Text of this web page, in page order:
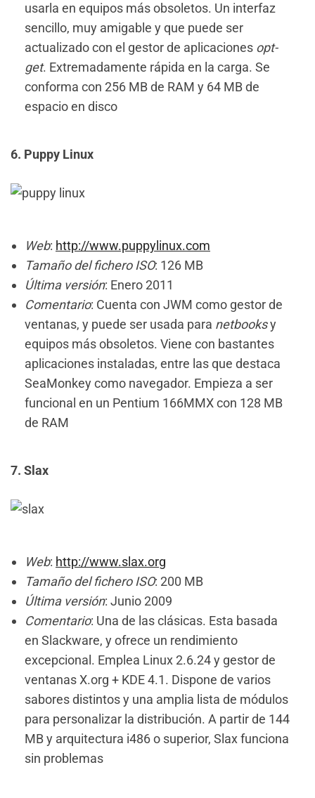
usarla en equipos más obsoletos. Un interfaz
sencillo, muy amigable y que puede ser
actualizado con el gestor de aplicaciones opt-
get. Extremadamente rápida en la carga. Se
conforma con 256 MB de RAM y 64 MB de
espacio en disco
6. Puppy Linux
Web: http://www.puppylinux.com
Tamaño del fichero ISO: 126 MB
Última versión: Enero 2011
Comentario: Cuenta con JWM como gestor de
ventanas, y puede ser usada para netbooksy
equipos más obsoletos. Viene con bastantes
aplicaciones instaladas, entre las que destaca
SeaMonkey como navegador. Empieza a ser
funcional en un Pentium 166MMX con 128 MB
de RAM
7. Slax
Web: http://www.slax.org
Tamaño del fichero ISO: 200 MB
Última versión: Junio 2009
Comentario: Una de las clásicas. Esta basada
en Slackware, y ofrece un rendimiento
excepcional. Emplea Linux 2.6.24 y gestor de
ventanas X.org + KDE 4.1. Dispone de varios
sabores distintos y una amplia lista de módulos
para personalizar la distribución. A partir de 144
MB y arquitectura i486 o superior, Slax funciona
sin problemas